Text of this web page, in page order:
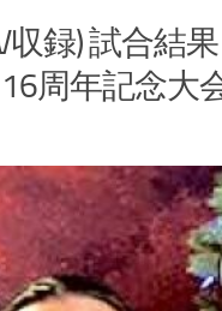
収録) 試合結
周年記念大